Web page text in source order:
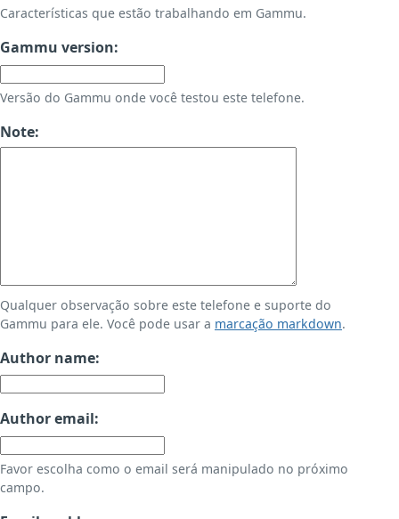
Características que estão trabalhando em Gammu.
Gammu version:
Versão do Gammu onde você testou este telefone.
Note:
Qualquer observação sobre este telefone e suporte do
Gammu para ele. Você pode usar a marcação markdown.
Author name:
Author email:
Favor escolha como o email será manipulado no próximo
campo.